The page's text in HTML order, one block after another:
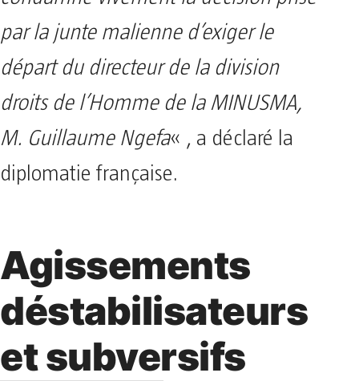
par la junte malienne d’exiger le
départ du directeur de la division
droits de l’Homme de la MINUSMA,
M. Guillaume Ngefa« , a déclaré la
diplomatie française.
Agissements
déstabilisateurs
et subversifs